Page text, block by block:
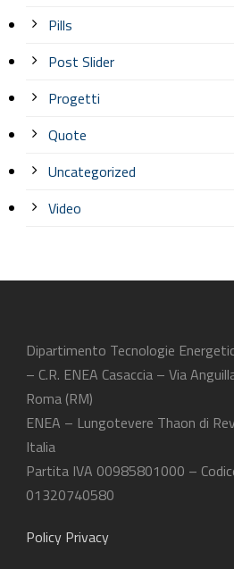
Pills
Post Slider
Progetti
Quote
Uncategorized
Video
Dipartimento Tecnologie
– C.R. ENEA Casaccia – Via
Roma (RM)
ENEA – Lungotevere Thaon di
Italia
Partita IVA 00985801000 –
01320740580
Policy Privacy